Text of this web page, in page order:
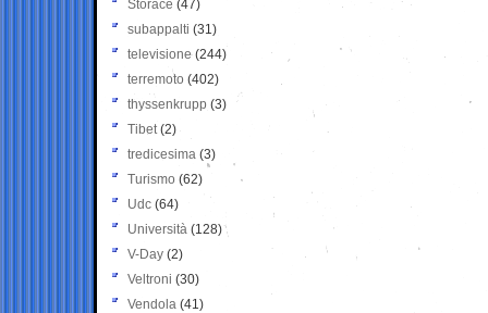
Storace (47)
subappalti (31)
televisione(244)
terremoto (402)
thyssenkrupp (3)
Tibet(2)
tredicesima (3)
Turismo (62)
Udc (64)
Università (128)
V-Day (2)
Veltroni (30)
Vendola (41)